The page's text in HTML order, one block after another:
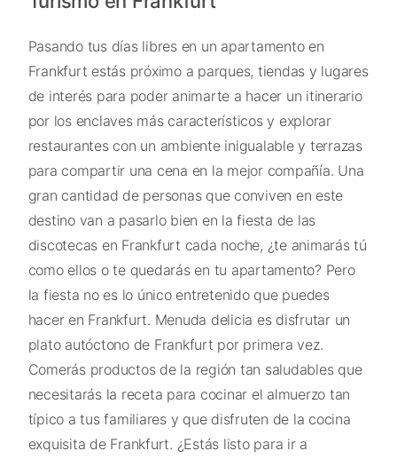
Pasando tus días libres en un apartamento en
Frankfurt estás próximo a parques, tiendas y lugares
de interés para poder animarte a hacer un itinerario
por los enclaves más característicos y explorar
restaurantes con un ambiente inigualable y terrazas
para compartir una cena en la mejor compañía. Una
gran cantidad de personas que conviven en este
destino van a pasarlo bien en la fiesta de las
discotecas en Frankfurt cada noche, ¿te animarás tú
como ellos o te quedarás en tu apartamento? Pero
la fiesta no es lo único entretenido que puedes
hacer en Frankfurt. Menuda delicia es disfrutar un
plato autóctono de Frankfurt por primera vez.
Comerás productos de la región tan saludables que
necesitarás la receta para cocinar el almuerzo tan
típico a tus familiares y que disfruten de la cocina
exquisita de Frankfurt. ¿Estás listo para ir a